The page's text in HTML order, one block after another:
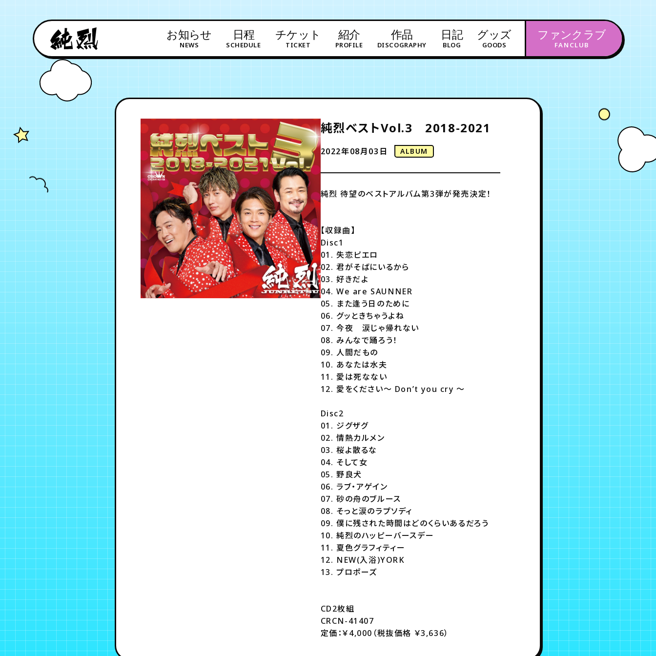
お知らせ
NEWS
日程
SCHEDULE
チケット
TICKET
紹介
PROFILE
作品
DISCOGRAPHY
日記
BLOG
グッズ
GOODS
ファンクラブ
FANCLUB
お知らせ ムービー
純烈ベストVol.3 2018-2021
2022年08月03日 ALBUM
純烈 待望のベストアルバム第3弾が発売決定！
【収録曲】
Disc1
01. 失恋ピエロ
02. 君がそばにいるから
03. 好きだよ
04. We are SAUNNER
05. また逢う日のために
06. グッときちゃうよね
07. 今夜 涙じゃ帰れない
08. みんなで踊ろう！
09. 人間だもの
10. あなたは水夫
11. 愛は死なない
12. 愛をください～ Don’t you cry ～
Disc2
01. ジグザグ
02. 情熱カルメン
03. 桜よ散るな
04. そして女
05. 野良犬
06. ラブ・アゲイン
07. 砂の舟のブルース
08. そっと涙のラプソディ
09. 僕に残された時間はどのくらいあるだろう
10. 純烈のハッピーバースデー
11. 夏色グラフィティー
12. NEW(入浴)YORK
13. プロポーズ
CD2枚組
CRCN-41407
定価：￥4,000（税抜価格 ￥3,636）